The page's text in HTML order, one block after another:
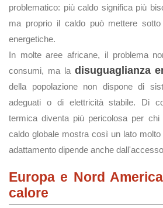
problematico: più caldo significa più
ma proprio il caldo può mettere
energetiche.
In molte aree africane, il problema
consumi, ma la disuguaglianza
della popolazione non dispone di
adeguati o di elettricità stabile. Di
termica diventa più pericolosa per
caldo globale mostra così un lato
adattamento dipende anche
Europa e Nord
calore